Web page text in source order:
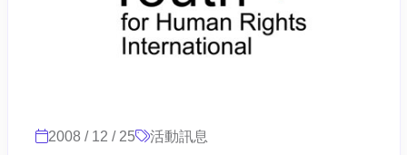
2008 / 12 / 25 活動訊息